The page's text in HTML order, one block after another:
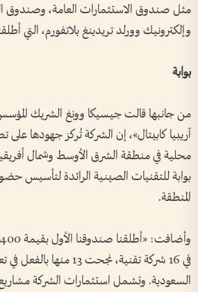
مثل صندوق الاستثمارات العامة، وصندوق
وإلكترونيك وورلد تريدينغ بلاتفورم، التي
بوابة
من جانبها قالت جيسيكا وونغ الشريك
آريبيا كابيتال»، إن الشركة تُركز جهودها
محلية في منطقة الشرق الأوسط وشمال
بوابة للتقنيات الصينية الرائدة لتأسيس
المنطقة.
في 16 شركة تقنية، نجحت
السعودية. وتشمل استثمارات الشركة